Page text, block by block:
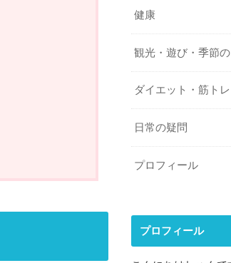
健康
観光・遊び・季節
ダイエット・筋トレ
日常の疑問
プロフィール
プロフィール